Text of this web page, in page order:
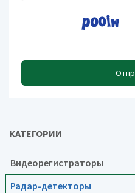
КАТЕГОРИИ
Видеорегистраторы
Радар-детекторы